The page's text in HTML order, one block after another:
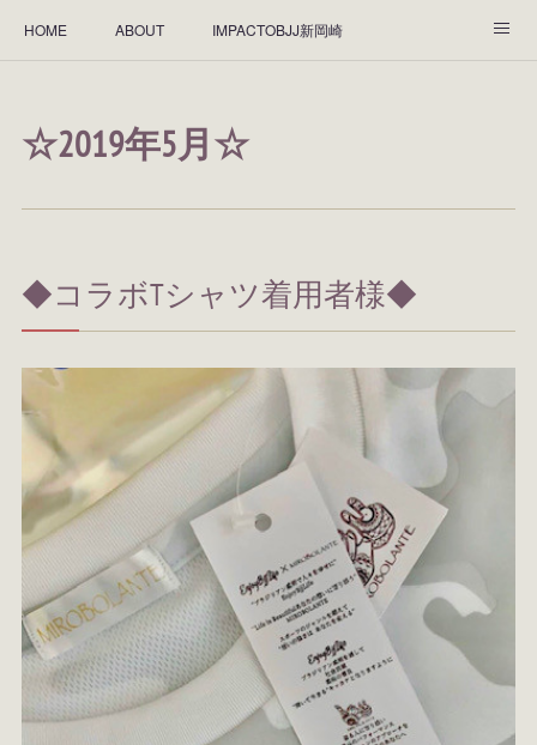
HOME ABOUT IMPACTOBJJ新岡崎
YouTuberのご紹介 ブラジリアン柔術チーム一覧
スポンサーの皆様 飲食店のご紹介♪ 指サポユーザー様のご紹介
映像制作会社 ☆2019年12月☆ ☆2019年11月☆
☆2019年10月☆ ☆2019年9月☆ ☆2019年8月☆
☆2019年7月☆ ☆2019年6月☆ ☆2019年5月☆
☆2019年4月☆ BLOG
☆2019年5月☆
◆コラボTシャツ着用者様◆